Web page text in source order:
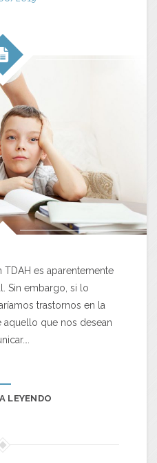
es aparentemente
Sin embargo, si lo
trastornos en la
que nos desean
LEYENDO